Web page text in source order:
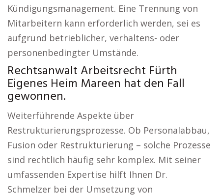
Kündigungsmanagement. Eine Trennung von
Mitarbeitern kann erforderlich werden, sei es
aufgrund betrieblicher, verhaltens- oder
personenbedingter Umstände.
Rechtsanwalt Arbeitsrecht Fürth
Eigenes Heim Mareen hat den Fall
gewonnen.
Weiterführende Aspekte über
Restrukturierungsprozesse. Ob Personalabbau,
Fusion oder Restrukturierung – solche Prozesse
sind rechtlich häufig sehr komplex. Mit seiner
umfassenden Expertise hilft Ihnen Dr.
Schmelzer bei der Umsetzung von